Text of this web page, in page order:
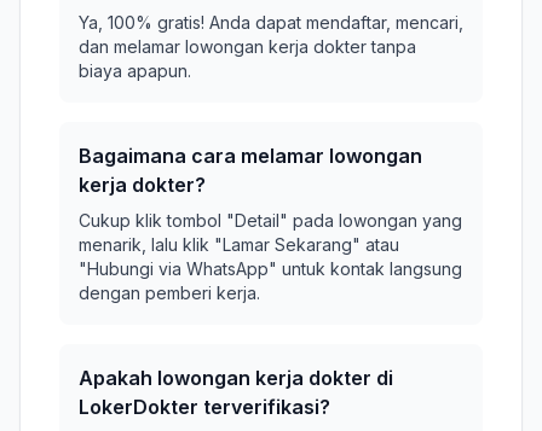
Ya, 100% gratis! Anda dapat mendaftar, mencari,
dan melamar lowongan kerja dokter tanpa
biaya apapun.
Bagaimana cara melamar lowongan
kerja dokter?
Cukup klik tombol "Detail" pada lowongan yang
menarik, lalu klik "Lamar Sekarang" atau
"Hubungi via WhatsApp" untuk kontak langsung
dengan pemberi kerja.
Apakah lowongan kerja dokter di
LokerDokter terverifikasi?